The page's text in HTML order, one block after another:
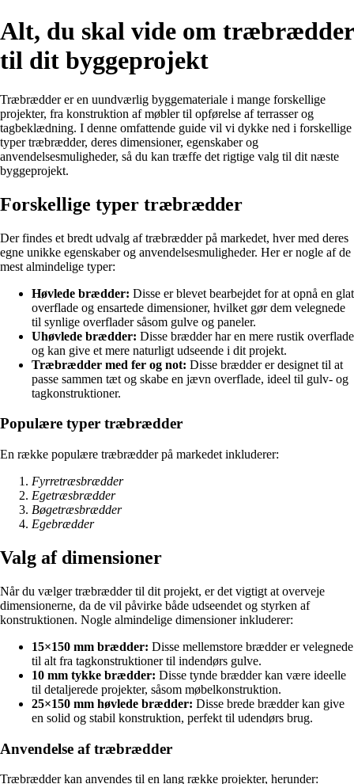
Alt, du skal vide om træbrædder
til dit byggeprojekt
Træbrædder er en uundværlig byggemateriale i mange forskellige
projekter, fra konstruktion af møbler til opførelse af terrasser og
tagbeklædning. I denne omfattende guide vil vi dykke ned i forskellige
typer træbrædder, deres dimensioner, egenskaber og
anvendelsesmuligheder, så du kan træffe det rigtige valg til dit næste
byggeprojekt.
Forskellige typer træbrædder
Der findes et bredt udvalg af træbrædder på markedet, hver med deres
egne unikke egenskaber og anvendelsesmuligheder. Her er nogle af de
mest almindelige typer:
Høvlede brædder: Disse er blevet bearbejdet for at opnå en glat
overflade og ensartede dimensioner, hvilket gør dem velegnede
til synlige overflader såsom gulve og paneler.
Uhøvlede brædder: Disse brædder har en mere rustik overflade
og kan give et mere naturligt udseende i dit projekt.
Træbrædder med fer og not: Disse brædder er designet til at
passe sammen tæt og skabe en jævn overflade, ideel til gulv- og
tagkonstruktioner.
Populære typer træbrædder
En række populære træbrædder på markedet inkluderer:
Fyrretræsbrædder
Egetræsbrædder
Bøgetræsbrædder
Egebrædder
Valg af dimensioner
Når du vælger træbrædder til dit projekt, er det vigtigt at overveje
dimensionerne, da de vil påvirke både udseendet og styrken af
konstruktionen. Nogle almindelige dimensioner inkluderer:
15×150 mm brædder: Disse mellemstore brædder er velegnede
til alt fra tagkonstruktioner til indendørs gulve.
10 mm tykke brædder: Disse tynde brædder kan være ideelle
til detaljerede projekter, såsom møbelkonstruktion.
25×150 mm høvlede brædder: Disse brede brædder kan give
en solid og stabil konstruktion, perfekt til udendørs brug.
Anvendelse af træbrædder
Træbrædder kan anvendes til en lang række projekter, herunder: